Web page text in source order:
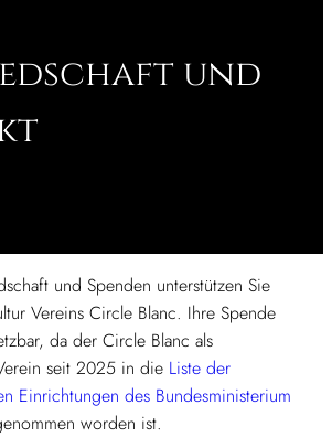
und
und Spenden unterstützen Sie
Vereins Circle Blanc. Ihre Spende
da der Circle Blanc als
seit 2025 in die Liste der
Einrichtungen des Bundesministerium
worden ist.